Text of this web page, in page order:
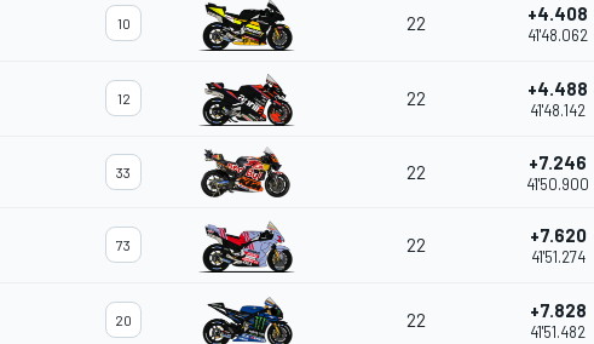
10 22 +4.408
41'48.062
12 22 +4.488
41'48.142
33 22 +7.246
41'50.900
73 22 +7.620
41'51.274
20 22 +7.828
41'51.482